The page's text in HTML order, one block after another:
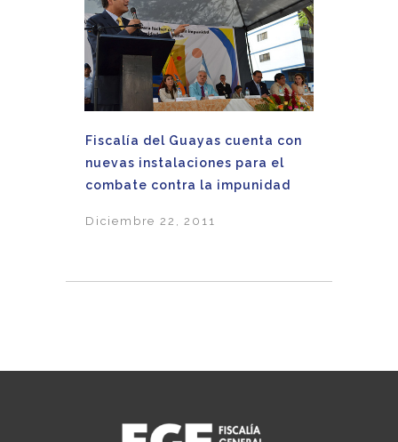
Fiscalía del Guayas cuenta con
nuevas instalaciones para el
combate contra la impunidad
Diciembre 22, 2011